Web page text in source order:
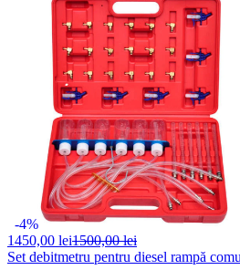
-4%
1450,00 lei1500,00 lei
Set debitmetru pentru diesel rampă